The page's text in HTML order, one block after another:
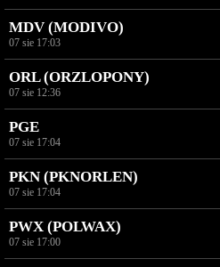
MDV (MODIVO)
07 sie 17:03
ORL (ORZLOPONY)
07 sie 12:36
PGE
07 sie 17:04
PKN (PKNORLEN)
07 sie 17:04
PWX (POLWAX)
07 sie 17:00